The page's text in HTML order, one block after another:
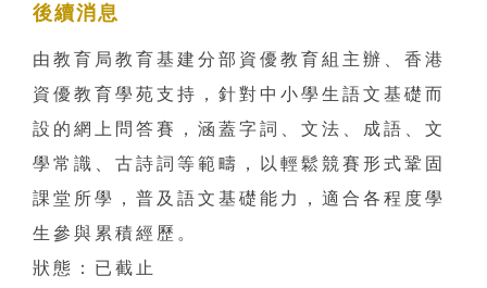
後續消息
由教育局教育基建分部資優教育組主辦、香港
資優教育學苑支持，針對中小學生語文基礎而
設的網上問答賽，涵蓋字詞、文法、成語、文
學常識、古詩詞等範疇，以輕鬆競賽形式鞏固
課堂所學，普及語文基礎能力，適合各程度學
生參與累積經歷。
狀態：已截止